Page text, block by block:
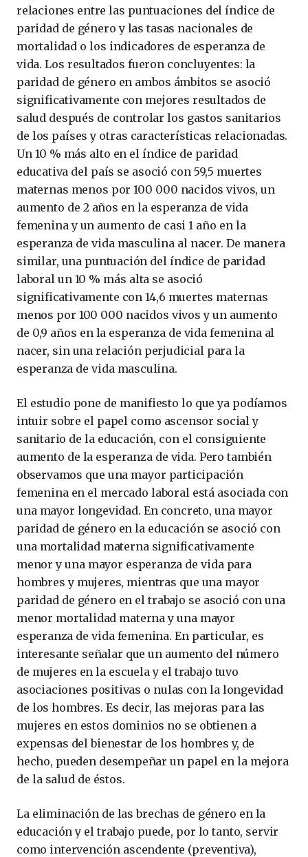
relaciones entre las puntuaciones del índice de
paridad de género y las tasas nacionales de
mortalidad o los indicadores de esperanza de
vida. Los resultados fueron concluyentes: la
paridad de género en ambos ámbitos se asoció
significativamente con mejores resultados de
salud después de controlar los gastos sanitarios
de los países y otras características relacionadas.
Un 10 % más alto en el índice de paridad
educativa del país se asoció con 59,5 muertes
maternas menos por 100 000 nacidos vivos, un
aumento de 2 años en la esperanza de vida
femenina y un aumento de casi 1 año en la
esperanza de vida masculina al nacer. De manera
similar, una puntuación del índice de paridad
laboral un 10 % más alta se asoció
significativamente con 14,6 muertes maternas
menos por 100 000 nacidos vivos y un aumento
de 0,9 años en la esperanza de vida femenina al
nacer, sin una relación perjudicial para la
esperanza de vida masculina.
El estudio pone de manifiesto lo que ya podíamos
intuir sobre el papel como ascensor social y
sanitario de la educación, con el consiguiente
aumento de la esperanza de vida. Pero también
observamos que una mayor participación
femenina en el mercado laboral está asociada con
una mayor longevidad. En concreto, una mayor
paridad de género en la educación se asoció con
una mortalidad materna significativamente
menor y una mayor esperanza de vida para
hombres y mujeres, mientras que una mayor
paridad de género en el trabajo se asoció con una
menor mortalidad materna y una mayor
esperanza de vida femenina. En particular, es
interesante señalar que un aumento del número
de mujeres en la escuela y el trabajo tuvo
asociaciones positivas o nulas con la longevidad
de los hombres. Es decir, las mejoras para las
mujeres en estos dominios no se obtienen a
expensas del bienestar de los hombres y, de
hecho, pueden desempeñar un papel en la mejora
de la salud de éstos.
La eliminación de las brechas de género en la
educación y el trabajo puede, por lo tanto, servir
como intervención ascendente (preventiva),